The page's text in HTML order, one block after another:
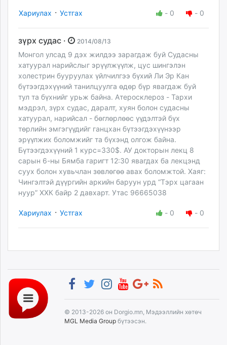
Хариулах · Устгах - 0 - 0
зүрх судас · 2014/08/13
Монгол улсад 9 дэх жилдээ зарагдаж буй Судасны
хатуурал нарийслыг эрүүлжүүлж, цус шингэлэн
холестрин бууруулах үйлчилгээ бүхий Ли Эр Кан
бүтээгдэхүүний танилцуулга өдөр бүр явагдаж буй
тул та бүхнийг урьж байна. Атеросклероз - Тархи
мэдрэл, зүрх судас, даралт, хуян болон судасны
хатуурал, нарийсал - бөглөрлөөс үүдэлтэй бүх
төрлийн эмгэгүүдийг ганцхан бүтээгдэхүүнээр
эрүүлжих боломжийг та бүхэнд олгож байна.
Бүтээгдэхүүний 1 курс=330$. АУ докторын лекц 8
сарын 6-ны Бямба гаригт 12:30 явагдах ба лекцэнд
суух болон хувьчлан зөвлөгөө авах боломжтой. Хаяг:
Чингэлтэй дүүргийн аркийн баруун урд “Тэрх цагаан
нуур” ХХК байр 2 давхарт. Утас 96665038
Хариулах · Устгах - 0 - 0
© 2013-2026 он Dorgio.mn, Мэдээллийн хөтөч
MGL Media Group бүтээсэн.